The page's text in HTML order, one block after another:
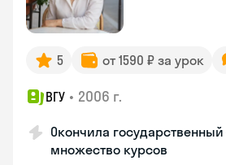
5 от 1590 ₽ за урок
ВГУ • 2006 г.
Окончила
множество курсов